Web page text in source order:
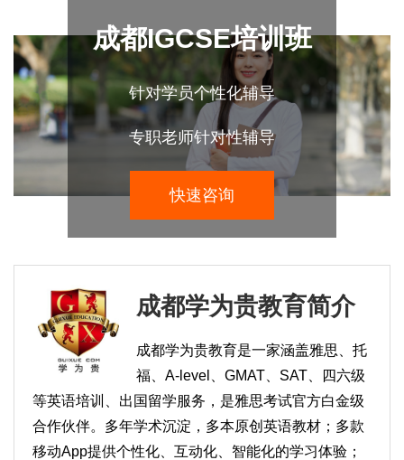
成都IGCSE培训班
针对学员个性化辅导
专职老师针对性辅导
快速咨询
成都学为贵教育简介
成都学为贵教育是一家涵盖雅思、托
福、A-level、GMAT、SAT、四六级
等英语培训、出国留学服务，是雅思考试官方白金级
合作伙伴。多年学术沉淀，多本原创英语教材；多款
移动App提供个性化、互动化、智能化的学习体验；